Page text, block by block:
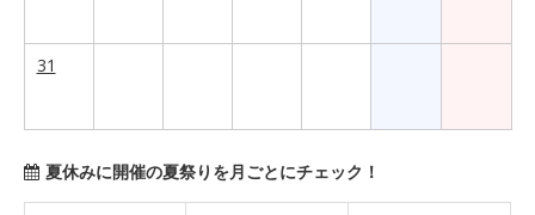
31
夏休みに開催の夏祭りを月ごとにチェック！